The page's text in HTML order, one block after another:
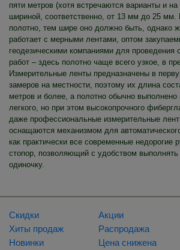
пяти метров (хотя встречаются варианты и
шириной, соответственно, от 13 мм до 25
полотно, тем шире оно должно быть, однако
работает с мерными лентами, оптом
геодезическими компаниями для проведения
работ – здесь полотно чаще всего узкое, в
Измерительные ленты предназначены в
замеров на местности, поэтому их длина
метров и более, а полотно обычно выполнено
легкого, но при этом высокопрочного
даже профессиональные измерительные
оснащаются механизмом для
как практически все современные недорогие
стопор, позволяющий с удобством
одиночку.
Скидки
Хиты продаж
Новинки
Акции
Распродажа
Цена снижена